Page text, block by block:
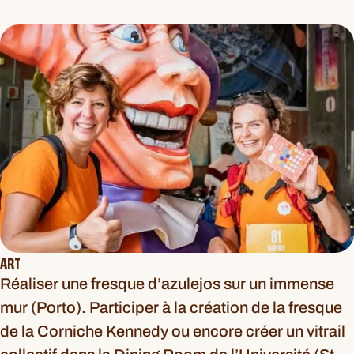
ART
Réaliser une fresque d’azulejos sur un immense
mur (Porto). Participer à la création de la fresque
de la Corniche Kennedy ou encore créer un vitrail